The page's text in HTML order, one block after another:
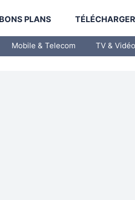
BONS PLANS
Mobile & Telecom TV & Vidéo